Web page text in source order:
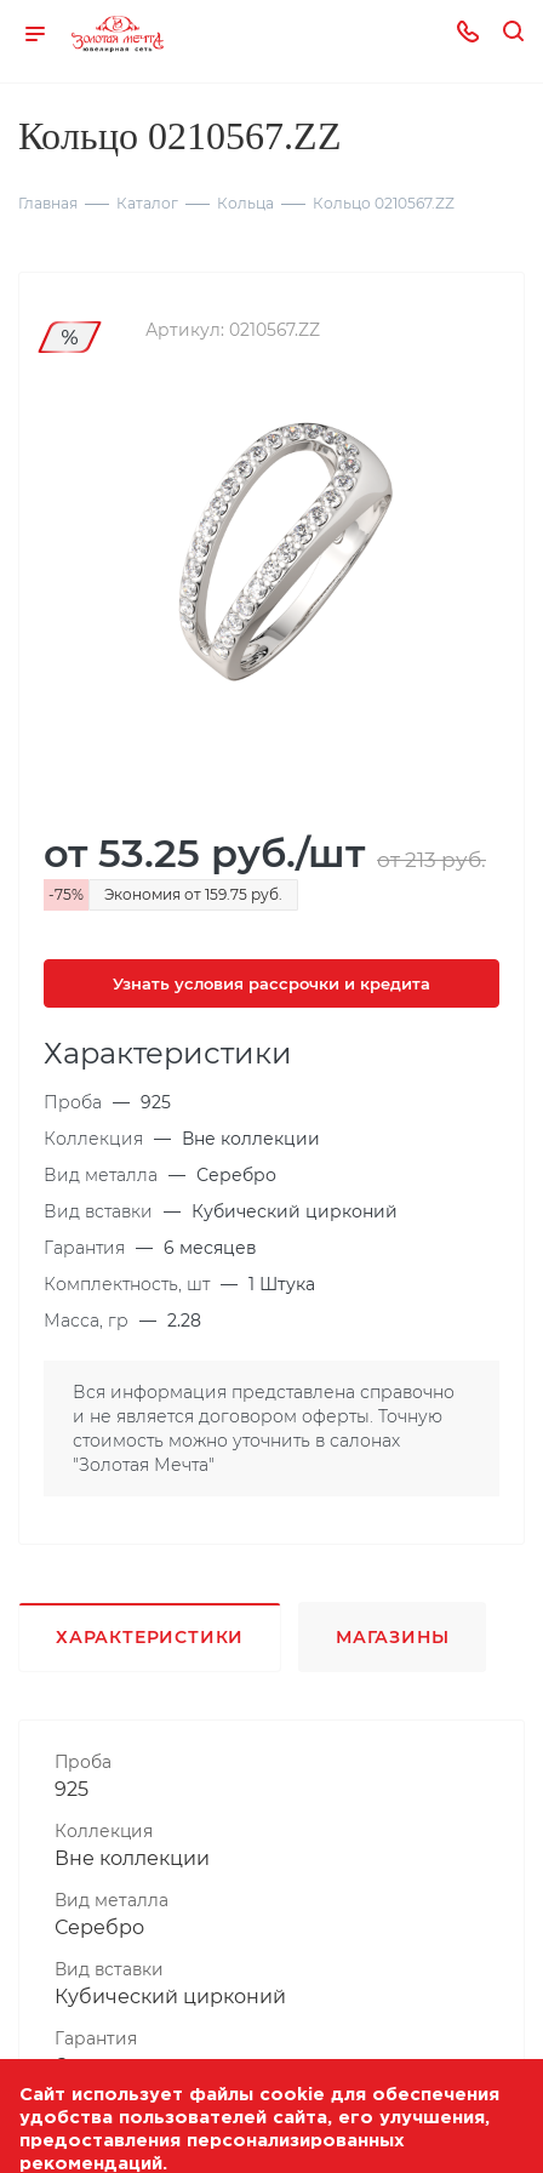
Кольцо 0210567.ZZ
Главная Каталог Кольца Кольцо 0210567.ZZ
Артикул: 0210567.ZZ
от 53.25 руб./шт от 213руб.
-75% Экономия от 159.75 руб.
Узнать условия рассрочки и кредита
Характеристики
Проба — 925
Коллекция — Вне коллекции
Вид металла — Серебро
Вид вставки
— Кубический цирконий
Гарантия — 6 месяцев
Комплектность, шт — 1 Штука
Масса, гр — 2.28
Вся информация представлена справочно
и не является договором оферты. Точную
стоимость можно уточнить в салонах
"Золотая Мечта"
ХАРАКТЕРИСТИКИ МАГАЗИНЫ
Проба
925
Коллекция
Вне коллекции
Вид металла
Серебро
Вид вставки
Кубический цирконий
Гарантия
6 месяцев
Комплектность, шт
1 Штука
Сайт использует файлы cookie для обеспечения
удобства пользователей сайта, его улучшения,
предоставления персонализированных
рекомендаций.